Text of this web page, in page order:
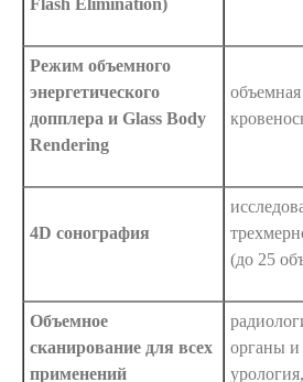
Режим объемного
энергетического
допплера и Glass Body
Rendering
4D сонография
(до 25
Объемное
сканирование для всех
применений
органы и